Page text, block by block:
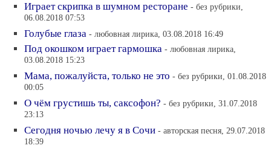
Играет скрипка в шумном ресторане - без рубрики,
06.08.2018 07:53
Голубые глаза - любовная лирика, 03.08.2018 16:49
Под окошком играет гармошка - любовная лирика,
03.08.2018 15:23
Мама, пожалуйста, только не это - без рубрики, 01.08.2018
00:05
О чём грустишь ты, саксофон? - без рубрики, 31.07.2018
23:13
Сегодня ночью лечу я в Сочи - авторская песня, 29.07.2018
18:39